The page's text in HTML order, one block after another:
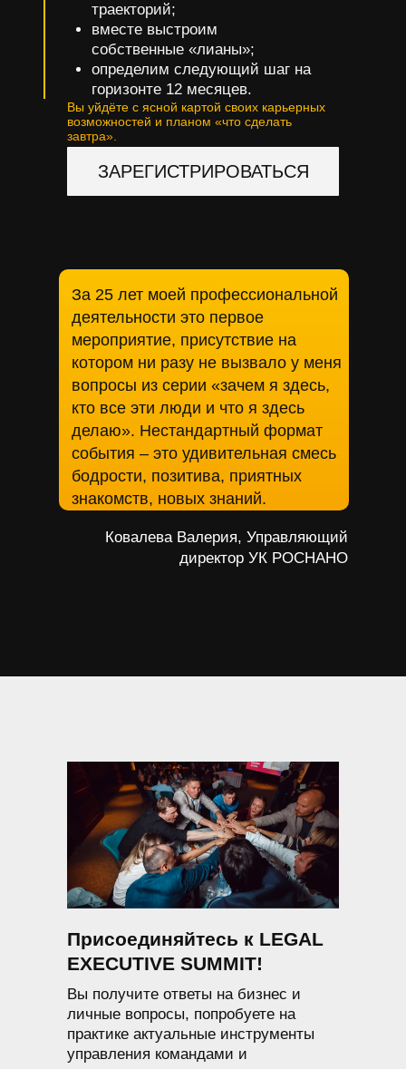
ЗАРЕГИСТРИРОВАТЬСЯ
траекторий;
вместе выстроим
собственные «лианы»;
определим следующий шаг на
горизонте 12 месяцев.
Вы уйдёте с ясной картой своих карьерных
возможностей и планом «что сделать
завтра».
За 25 лет моей профессиональной
деятельности это первое
мероприятие, присутствие на
котором ни разу не вызвало у меня
вопросы из серии «зачем я здесь,
кто все эти люди и что я здесь
делаю». Нестандартный формат
события – это удивительная смесь
бодрости, позитива, приятных
знакомств, новых знаний.
Ковалева Валерия, Управляющий
директор УК РОСНАНО
Вы получите ответы на бизнес и
личные вопросы, попробуете на
практике актуальные инструменты
управления командами и
Присоединяйтесь к LEGAL
EXECUTIVE SUMMIT!